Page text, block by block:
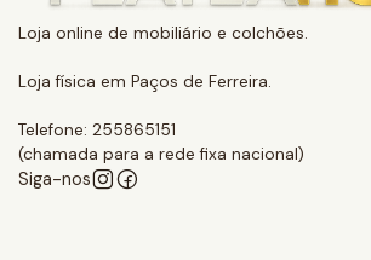
Loja online de mobiliário e colchões.
Loja física em Paços de Ferreira.
Telefone: 255865151
(chamada para a rede fixa nacional)
Siga-nos